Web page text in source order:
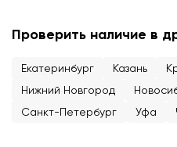
Проверить наличие в
Екатеринбург Казань
Нижний Новгород
Санкт-Петербург
Уфа